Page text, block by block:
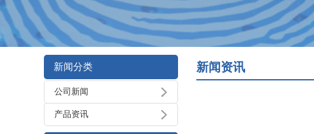
新闻分类
公司新闻
产品资讯
新闻资讯